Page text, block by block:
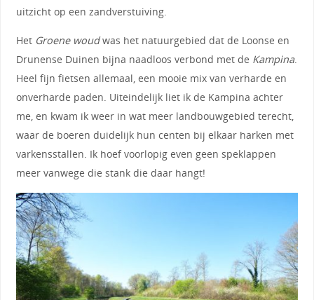
uitzicht op een zandverstuiving.
Het Groene woudwas het natuurgebied dat de Loonse en
Drunense Duinen bijna naadloos verbond met de Kampina.
Heel fijn fietsen allemaal, een mooie mix van verharde en
onverharde paden. Uiteindelijk liet ik de Kampina achter
me, en kwam ik weer in wat meer landbouwgebied terecht,
waar de boeren duidelijk hun centen bij elkaar harken met
varkensstallen. Ik hoef voorlopig even geen speklappen
meer vanwege die stank die daar hangt!